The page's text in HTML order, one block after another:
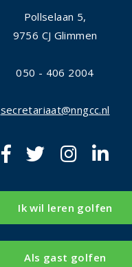
Pollselaan 5,
9756 CJ Glimmen
050 - 406 2004
secretariaat@nngcc.nl
Ik wil leren golfen
Als gast golfen